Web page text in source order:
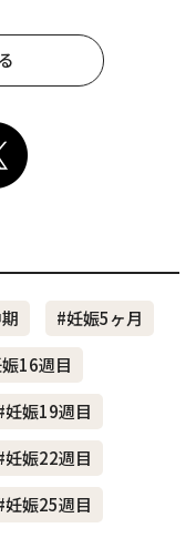
#妊娠5ヶ月
16週目
妊娠19週目
妊娠22週目
妊娠25週目